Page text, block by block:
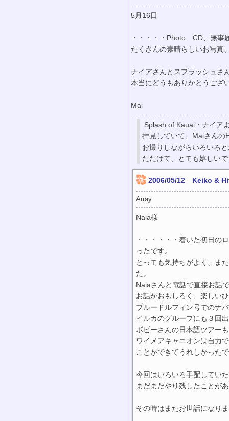
5月16日
・・・・・Photo CD、無事
たくさんの素晴らしいお写真
ナイアさんとスプラッシュさ
本当にどうもありがとうござ
Mai
Splash of Kauai・ナイア
拝見していて、Maiさんの
お撮りしながらいろいろ
ただけて、とても嬉しい
2006/05/12 Keiko &
Array
Naia様
・・・・・・着いた初日の
ったです。
とっても気持ちがよく、ま
た。
Naiaさんと電話で直接お話
お話がおもしろく、楽しい
ブルードルフィン号でのナ
イルカのグループにも３回
ボビーさんの日本語ツアー
ワイメアキャニオンは自力
ことができてうれしかった
今回はいろいろ手配してい
まだまだやり残したことが
その時はまたお